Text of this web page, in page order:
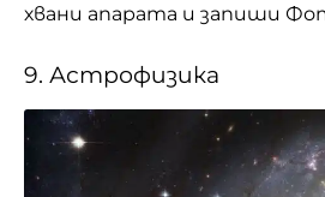
хвани апарата и запиши
9. Астрофизика